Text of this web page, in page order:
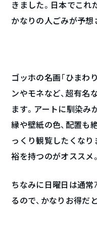
きました。日本でこれ
かなりの人ごみが予想
ゴッホの名画「ひまわ
ンやモネなど、超有名
ます。アートに馴染み
縁や壁紙の色、配置も
っくり観覧したくなり
裕を持つのがオススメ。
ちなみに日曜日は通常
るので、かなりお得だ